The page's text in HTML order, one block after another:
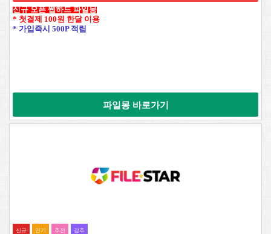
신규 오픈 웹하드 파일몽
* 첫결제 100원 한달 이용
* 가입즉시 500P 적립
파일몽 바로가기
신규 인기 추전 강추